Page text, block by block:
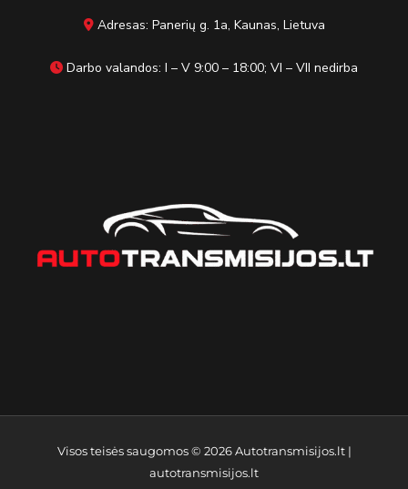
Adresas: Panerių g. 1a, Kaunas, Lietuva
Darbo valandos: I – V 9:00 – 18:00; VI – VII nedirba
Visos teisės saugomos © 2026Autotransmisijos.lt|
autotransmisijos.lt